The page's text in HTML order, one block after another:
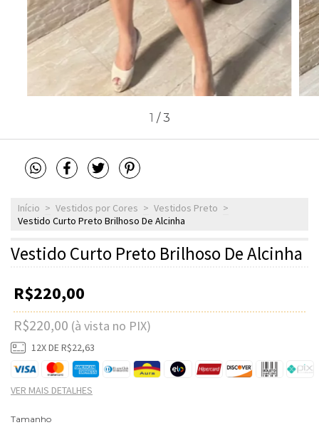
1 /3
Início > Vestidos por Cores > Vestidos Preto >
Vestido Curto Preto Brilhoso De Alcinha
Vestido Curto Preto Brilhoso De Alcinha
R$220,00
R$220,00 (à vista no PIX)
12X DER$22,63
VER MAIS DETALHES
Tamanho